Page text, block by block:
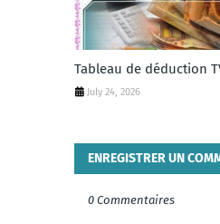
Tableau de déduction
July 24, 2026
ENREGISTRER UN
0 Commentaires